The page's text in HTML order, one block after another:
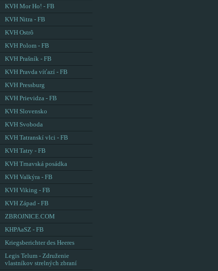
KVH Mor Ho! - FB
KVH Nitra - FB
KVH Ostrô
KVH Polom - FB
KVH Prašník - FB
KVH Pravda víťazí - FB
KVH Pressburg
KVH Prievidza - FB
KVH Slovensko
KVH Svoboda
KVH Tatranskí vlci - FB
KVH Tatry - FB
KVH Trnavská posádka
KVH Valkýra - FB
KVH Viking - FB
KVH Západ - FB
ZBROJNICE.COM
KHPAaSZ - FB
Kriegsberichter des Heeres
Legis Telum - Združenie
vlastníkov strelných zbraní